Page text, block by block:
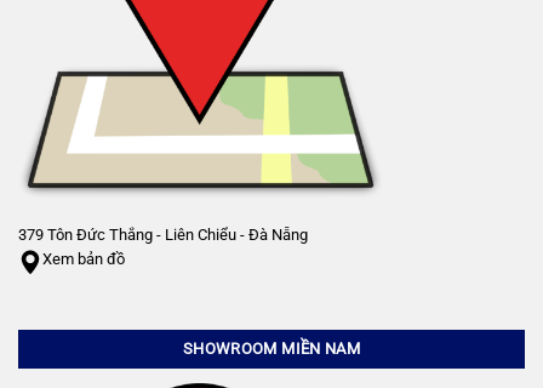
379 Tôn Đức Thắng - Liên Chiểu - Đà Nẵng
Xem bản đồ
SHOWROOM MIỀN NAM